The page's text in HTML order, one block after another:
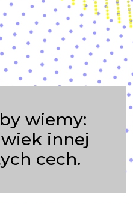
wiemy:
innej
cech.